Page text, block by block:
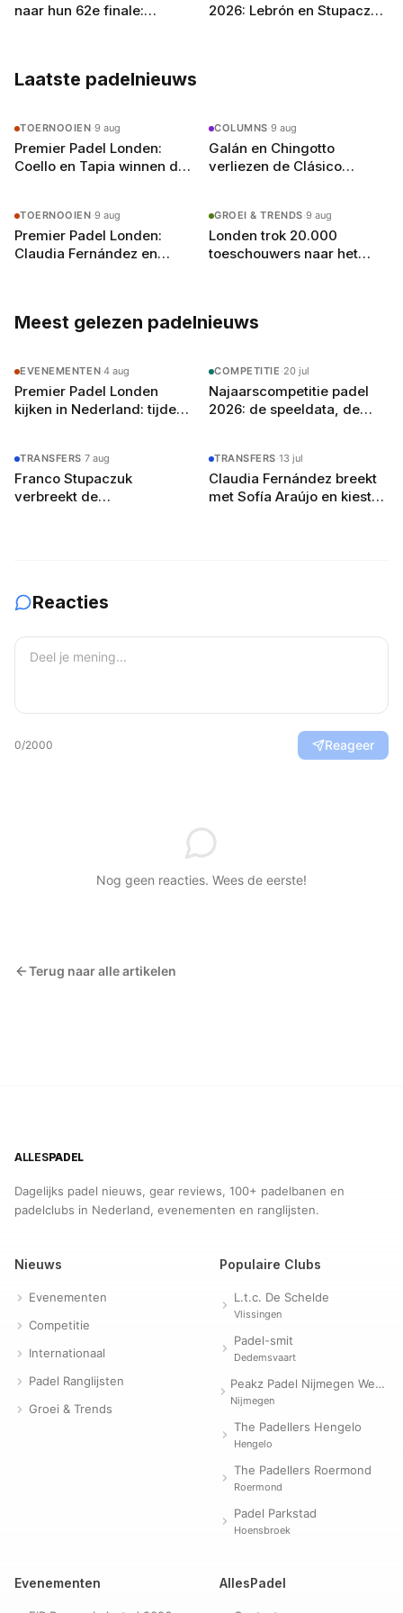
journalist, welteverstaan.
naar hun 62e finale:
2026: Lebrón en Stupaczuk
Laatste padelnieuws
TOERNOOIEN·9 aug
Premier Padel Londen:
Coello en Tapia winnen de
COLUMNS·9 aug
Galán en Chingotto
verliezen de Clásico
geen toeval
TOERNOOIEN·9 aug
Premier Padel Londen:
Claudia Fernández en
GROEI & TRENDS·9 aug
Londen trok 20.000
toeschouwers naar het
Meest gelezen padelnieuws
EVENEMENTEN·4 aug
Premier Padel Londen
kijken in Nederland: tijden,
COMPETITIE ·20 jul
Najaarscompetitie padel
2026: de speeldata, de
TRANSFERS·7 aug
Franco Stupaczuk
verbreekt de
TRANSFERS·13 jul
Claudia Fernández breekt
met Sofía Araújo en kiest
Reacties
0/2000 Reageer
Nog geen reacties. Wees de eerste!
Terug naar alle artikelen
ALLESPADEL
Dagelijks padel nieuws, gear reviews, 100+ padelbanen en
padelclubs in Nederland, evenementen en ranglijsten.
Nieuws
Evenementen
Competitie
Internationaal
Padel Ranglijsten
Groei & Trends
Populaire Clubs
L.t.c. De Schelde
Vlissingen
Padel-smit
Dedemsvaart
Peakz Padel Nijmegen Westerpark | Padelclub
Nijmegen
The Padellers Hengelo
Hengelo
The Padellers Roermond
Roermond
Padel Parkstad
Hoensbroek
Evenementen AllesPadel